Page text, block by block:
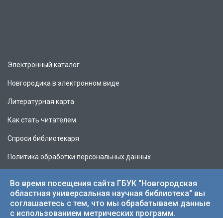
Электронный каталог
Новгородика в электронном виде
Литературная карта
Как стать читателем
Спроси библиотекаря
Политика обработки персональных данных
© 2026 НОУНБ.
Во время посещения сайта ГБУК "Новгородская
областная универсальная научная библиотека" вы
соглашаетесь с тем, что мы обрабатываем данные
с использованием метрических программ.